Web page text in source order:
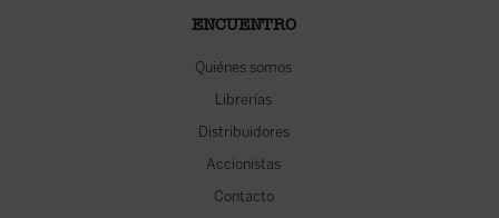
ENCUENTRO
Quiénes somos
Librerías
Distribuidores
Accionistas
Contacto